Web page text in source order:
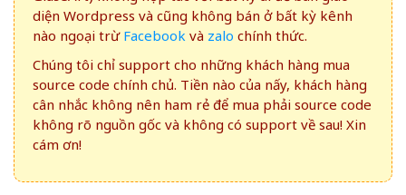
diện Wordpress và cũng không bán ở bất kỳ kênh
nào ngoại trừ Facebook và zalo chính thức.
Chúng tôi chỉ support cho những khách hàng mua
source code chính chủ. Tiền nào của nấy, khách hàng
cân nhắc không nên ham rẻ để mua phải source code
không rõ nguồn gốc và không có support về sau! Xin
cám ơn!